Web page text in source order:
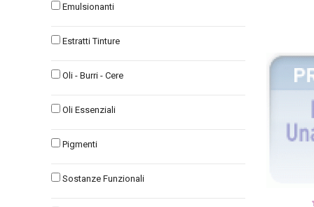
Emulsionanti
Estratti Tinture
Oli - Burri - Cere
Oli Essenziali
Pigmenti
Sostanze Funzionali